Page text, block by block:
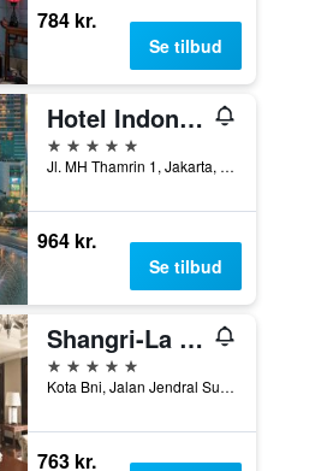
784 kr.
Se tilbud
Hotel Indonesia Kempinski Jakarta
5 stjerner
Jl. MH Thamrin 1, Jakarta, Indonesien
964 kr.
Se tilbud
Shangri-La Jakarta
5 stjerner
Kota Bni, Jalan Jendral Sudirman Kav.1, Jakarta, Indonesien
763 kr.